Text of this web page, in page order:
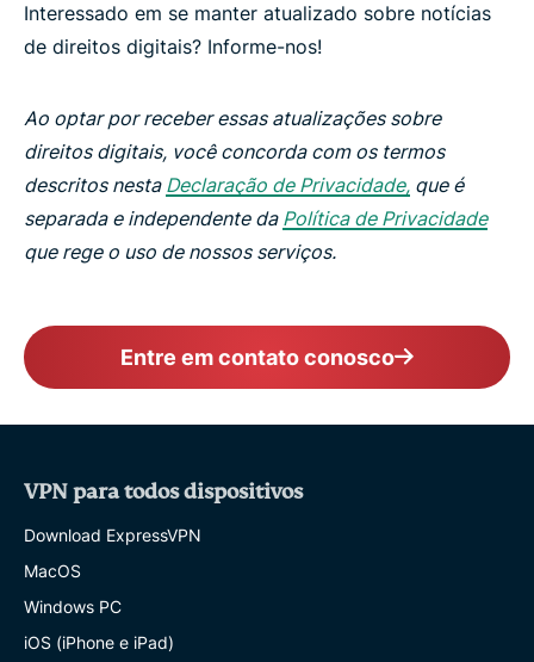
Interessado em se manter atualizado sobre notícias
de direitos digitais? Informe-nos!
Ao optar por receber essas atualizações sobre
direitos digitais, você concorda com os termos
descritos nesta Declaração de Privacidade, que é
separada e independente da Política de Privacidade
que rege o uso de nossos serviços.
Entre em contato conosco
VPN para todos dispositivos
Download ExpressVPN
MacOS
Windows PC
iOS (iPhone e iPad)